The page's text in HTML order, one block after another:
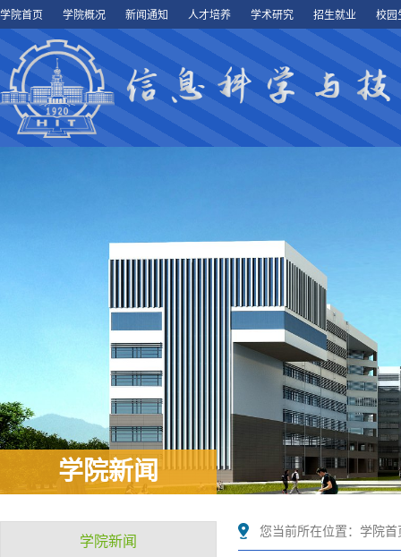
学院首页 学院概况 新闻通知 人才培养 学术研究 招生就业 校园
学院新闻
学院新闻
您当前所在位置： 学院首